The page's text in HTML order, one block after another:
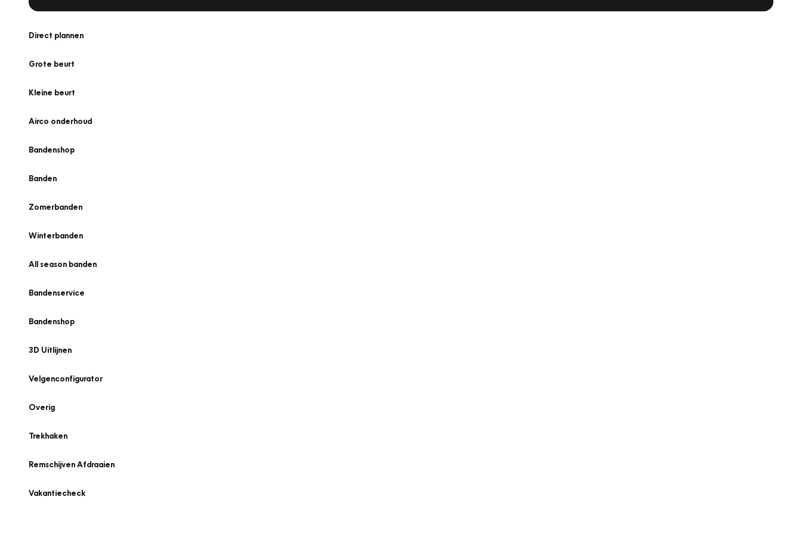
Direct plannen
Grote beurt
Kleine beurt
Airco onderhoud
Bandenshop
Banden
Zomerbanden
Winterbanden
All season banden
Bandenservice
Bandenshop
3D Uitlijnen
Velgenconfigurator
Overig
Trekhaken
Remschijven Afdraaien
Vakantiecheck